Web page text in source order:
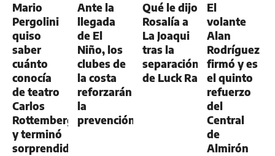
Mario
Pergolini
quiso
saber
cuánto
conocía
de teatro
Carlos
Rottemberg
y terminó
sorprendido
Ante la
llegada
de El
Niño, los
clubes de
la costa
reforzarán
la
prevención
Qué le dijo
Rosalía a
La Joaqui
tras la
separación
de Luck Ra
El
volante
Alan
Rodríguez
firmó y es
el quinto
refuerzo
del
Central
de
Almirón